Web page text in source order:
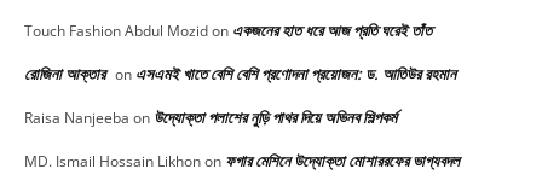
Touch Fashion Abdul Mozidon একজনের হাত ধরে আজ প্রতি ঘরেই তাঁত
রোজিনা আক্তার on এসএমই খাতে বেশি বেশি প্রণোদনা প্রয়োজন: ড. আতিউর রহমান
Raisa Nanjeeba on উদ্যোক্তা পলাশের নুড়ি পাথর দিয়ে অভিনব শিল্পকর্ম
MD. Ismail Hossain Likhonon ফগার মেশিনে উদ্যোক্তা মোশাররফের ভাগ্যবদল